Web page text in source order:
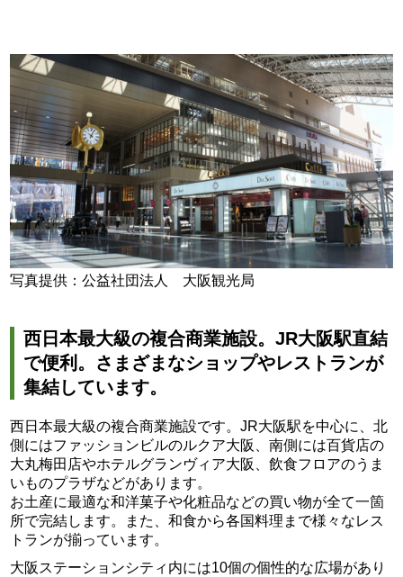
写真提供：公益社団法人 大阪観光局
西日本最大級の複合商業施設。JR大阪駅直結
で便利。さまざまなショップやレストランが
集結しています。
西日本最大級の複合商業施設です。JR大阪駅を中心に、北
側にはファッションビルのルクア大阪、南側には百貨店の
大丸梅田店やホテルグランヴィア大阪、飲食フロアのうま
いものプラザなどがあります。
お土産に最適な和洋菓子や化粧品などの買い物が全て一箇
所で完結します。また、和食から各国料理まで様々なレス
トランが揃っています。
大阪ステーションシティ内には10個の個性的な広場があり